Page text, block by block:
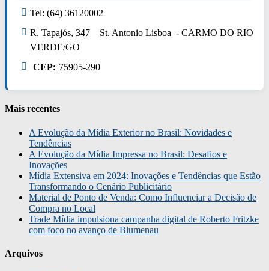
Tel: (64) 36120002
R. Tapajós, 347 St. Antonio Lisboa - CARMO DO RIO
VERDE/GO
CEP: 75905-290
Mais recentes
A Evolução da Mídia Exterior no Brasil: Novidades e
Tendências
A Evolução da Mídia Impressa no Brasil: Desafios e
Inovações
Mídia Extensiva em 2024: Inovações e Tendências que Estão
Transformando o Cenário Publicitário
Material de Ponto de Venda: Como Influenciar a Decisão de
Compra no Local
Trade Mídia impulsiona campanha digital de Roberto Fritzke
com foco no avanço de Blumenau
Arquivos